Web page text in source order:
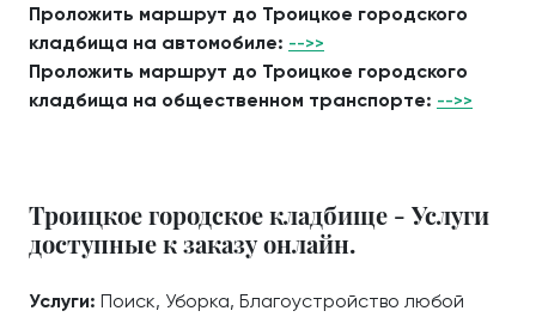
Проложить маршрут до Троицкое городского
кладбища на автомобиле: -->>
Проложить маршрут до Троицкое городского
кладбища на общественном транспорте: -->>
Троицкое городское кладбище - Услуги
доступные к заказу онлайн.
Услуги: Поиск, Уборка, Благоустройство любой